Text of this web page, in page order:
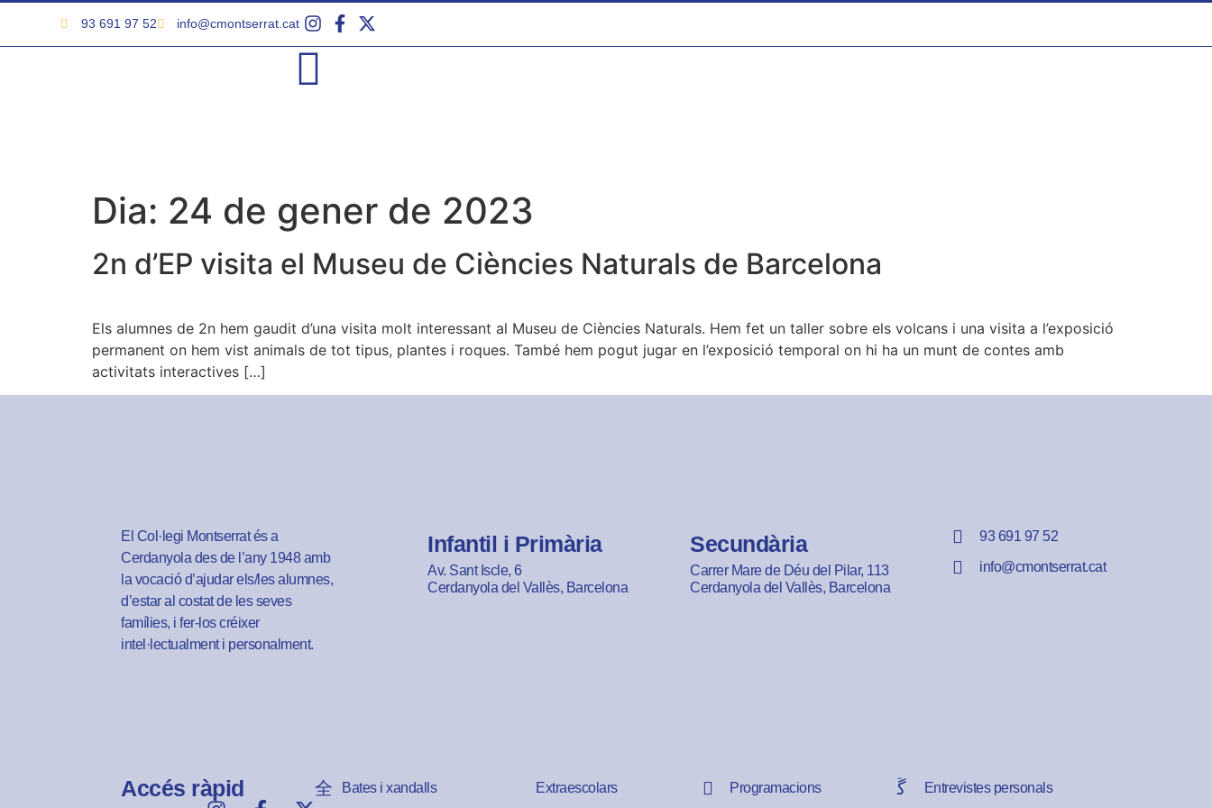
93 691 97 52 info@cmontserrat.cat
Dia: 24 de gener de 2023
2n d’EP visita el Museu de Ciències Naturals de Barcelona
Els alumnes de 2n hem gaudit d’una visita molt interessant al Museu de Ciències Naturals. Hem fet un taller sobre els volcans i una visita a l’exposició
permanent on hem vist animals de tot tipus, plantes i roques. També hem pogut jugar en l’exposició temporal on hi ha un munt de contes amb
activitats interactives […]
El Col·legi Montserrat és a
Cerdanyola des de l’any 1948 amb
la vocació d’ajudar els/les alumnes,
d’estar al costat de les seves
famílies, i fer-los créixer
intel·lectualment i personalment.
Infantil i Primària
Av. Sant Iscle, 6
Cerdanyola del Vallès, Barcelona
Secundària
Carrer Mare de Déu del Pilar, 113
Cerdanyola del Vallès, Barcelona
93 691 97 52
info@cmontserrat.cat
Accés ràpid Bates i xandalls Extraescolars Programacions Entrevistes personals